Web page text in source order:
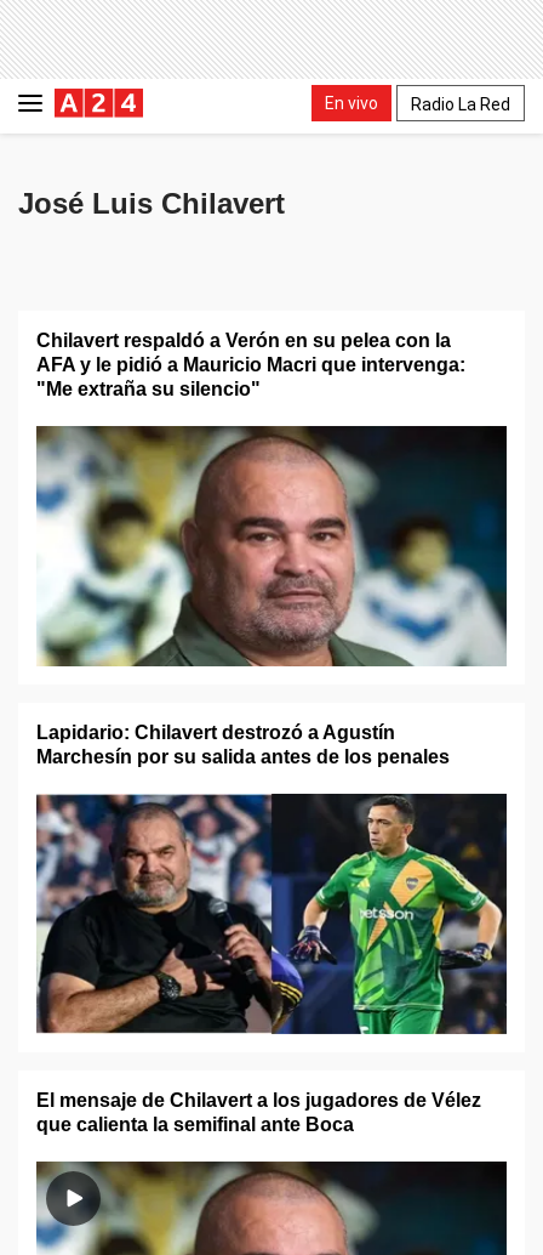
En vivo Radio La Red
José Luis Chilavert
Chilavert respaldó a Verón en su pelea con la
AFA y le pidió a Mauricio Macri que intervenga:
"Me extraña su silencio"
Lapidario: Chilavert destrozó a Agustín
Marchesín por su salida antes de los penales
El mensaje de Chilavert a los jugadores de Vélez
que calienta la semifinal ante Boca